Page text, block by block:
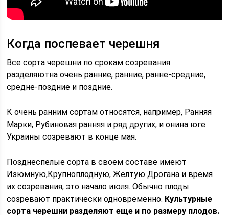
Когда поспевает черешня
Все сорта черешни по срокам созревания
разделяютна очень ранние, ранние, ранне-средние,
средне-поздние и поздние.
К очень ранним сортам относятся, например, Ранняя
Марки, Рубиновая ранняя и ряд других, и онина юге
Украины созревают в конце мая.
Позднеспелые сорта в своем составе имеют
Изюмную,Крупноплодную, Желтую Дрогана и время
их созревания, это начало июля. Обычно плоды
созревают практически одновременно. Культурные
сорта черешни разделяют еще и по размеру плодов.